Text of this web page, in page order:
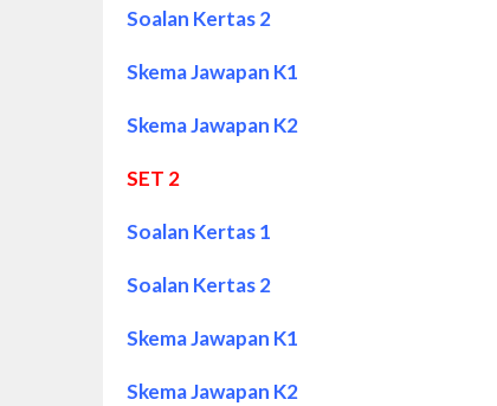
Soalan Kertas 2
Skema Jawapan K1
Skema Jawapan K2
SET 2
Soalan Kertas 1
Soalan Kertas 2
Skema Jawapan K1
Skema Jawapan K2